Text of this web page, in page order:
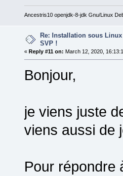
Ancestris10 openjdk-8-jdk Gnu/Linux
Re: Installation sous
SVP !
« Reply #11 on: March 12, 2020,
Bonjour,
je viens juste
viens aussi de
Pour répondre